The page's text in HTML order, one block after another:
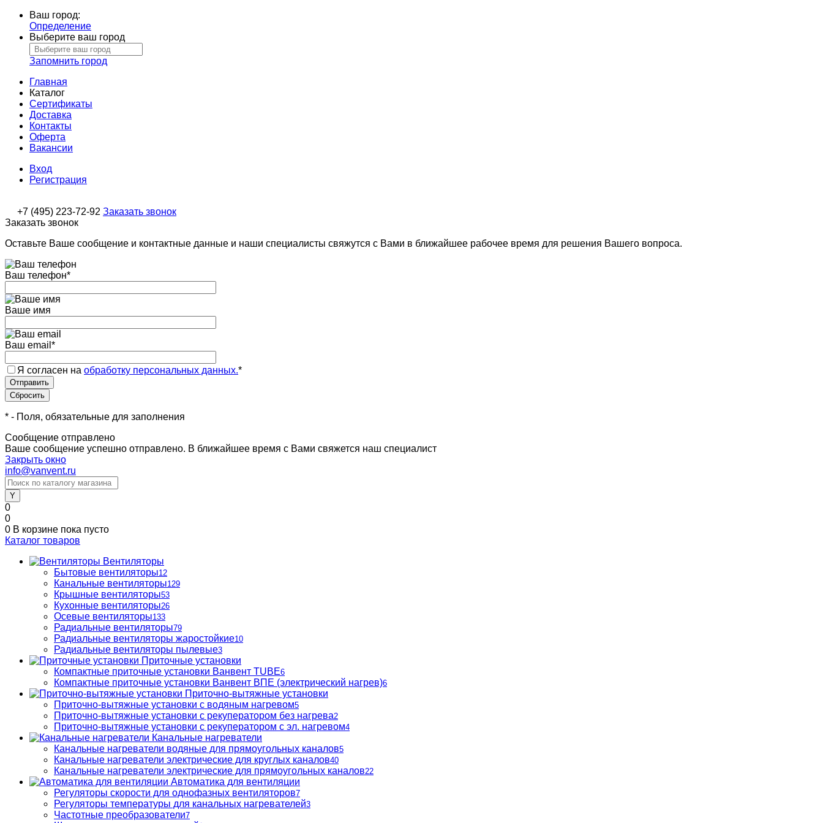
Ваш город:
Определение
Выберите ваш город
Запомнить город
Главная
Каталог
Сертификаты
Доставка
Контакты
Оферта
Вакансии
Вход
Регистрация
+7 (495) 223-72-92 Заказать звонок
Заказать звонок
Оставьте Ваше сообщение и контактные данные и наши специалисты свяжутся с Вами в ближайшее рабочее время для решения Вашего вопроса.
Ваш телефон*
Ваше имя
Ваш email *
Я согласен на обработку персональных данных.*
* - Поля, обязательные для заполнения
Сообщение отправлено
Ваше сообщение успешно отправлено. В ближайшее время с Вами свяжется наш специалист
Закрыть окно
info@vanvent.ru
0
0
0 В корзине пока пусто
Каталог товаров
Вентиляторы
Бытовые вентиляторы12
Канальные вентиляторы129
Крышные вентиляторы53
Кухонные вентиляторы26
Осевые вентиляторы133
Радиальные вентиляторы79
Радиальные вентиляторы жаростойкие10
Радиальные вентиляторы пылевые3
Приточные установки
Компактные приточные установки Ванвент TUBE6
Компактные приточные установки Ванвент ВПЕ (электрический нагрев)6
Приточно-вытяжные установки
Приточно-вытяжные установки с водяным нагревом5
Приточно-вытяжные установки с рекуператором без нагрева2
Приточно-вытяжные установки с рекуператором с эл. нагревом4
Канальные нагреватели
Канальные нагреватели водяные для прямоугольных каналов5
Канальные нагреватели электрические для круглых каналов40
Канальные нагреватели электрические для прямоугольных каналов22
Автоматика для вентиляции
Регуляторы скорости для однофазных вентиляторов7
Регуляторы температуры для канальных нагревателей3
Частотные преобразователи7